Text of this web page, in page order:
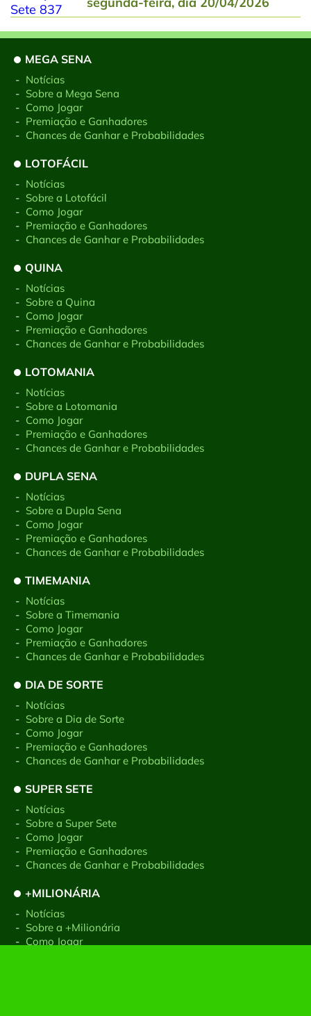
MEGA SENA
- Notícias
- Sobre a Mega Sena
- Como Jogar
- Premiação e Ganhadores
- Chances de Ganhar e Probabilidades
LOTOFÁCIL
- Notícias
- Sobre a Lotofácil
- Como Jogar
- Premiação e Ganhadores
- Chances de Ganhar e Probabilidades
QUINA
- Notícias
- Sobre a Quina
- Como Jogar
- Premiação e Ganhadores
- Chances de Ganhar e Probabilidades
LOTOMANIA
- Notícias
- Sobre a Lotomania
- Como Jogar
- Premiação e Ganhadores
- Chances de Ganhar e Probabilidades
DUPLA SENA
- Notícias
- Sobre a Dupla Sena
- Como Jogar
- Premiação e Ganhadores
- Chances de Ganhar e Probabilidades
TIMEMANIA
- Notícias
- Sobre a Timemania
- Como Jogar
- Premiação e Ganhadores
- Chances de Ganhar e Probabilidades
DIA DE SORTE
- Notícias
- Sobre a Dia de Sorte
- Como Jogar
- Premiação e Ganhadores
- Chances de Ganhar e Probabilidades
SUPER SETE
- Notícias
- Sobre a Super Sete
- Como Jogar
- Premiação e Ganhadores
- Chances de Ganhar e Probabilidades
+MILIONÁRIA
- Notícias
- Sobre a +Milionária
- Como Jogar